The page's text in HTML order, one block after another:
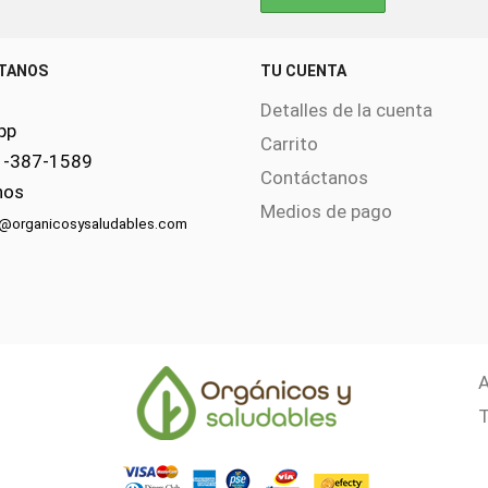
387-1589
TU CUENTA
Detalles de la cuenta
Carrito
Contáctanos
Medios de pago